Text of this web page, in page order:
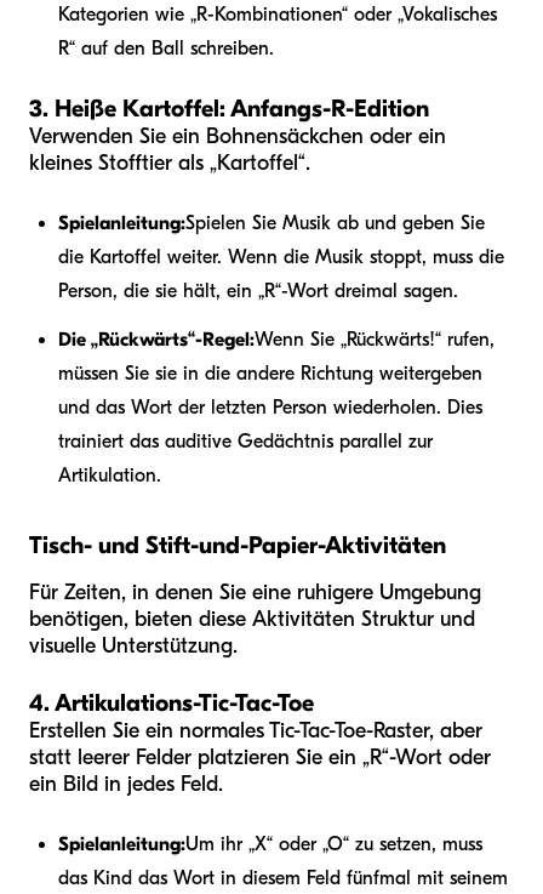
Kategorien wie „R-Kombinationen“ oder „Vokalisches
R“ auf den Ball schreiben.
3. Heiße Kartoffel: Anfangs-R-Edition
Verwenden Sie ein Bohnensäckchen oder ein
kleines Stofftier als „Kartoffel“.
Spielanleitung:Spielen Sie Musik ab und geben Sie
die Kartoffel weiter. Wenn die Musik stoppt, muss die
Person, die sie hält, ein „R“-Wort dreimal sagen.
Die „Rückwärts“-Regel:Wenn Sie „Rückwärts!“ rufen,
müssen Sie sie in die andere Richtung weitergeben
und das Wort der letzten Person wiederholen. Dies
trainiert das auditive Gedächtnis parallel zur
Artikulation.
Tisch- und Stift-und-Papier-Aktivitäten
Für Zeiten, in denen Sie eine ruhigere Umgebung
benötigen, bieten diese Aktivitäten Struktur und
visuelle Unterstützung.
4. Artikulations-Tic-Tac-Toe
Erstellen Sie ein normales Tic-Tac-Toe-Raster, aber
statt leerer Felder platzieren Sie ein „R“-Wort oder
ein Bild in jedes Feld.
Spielanleitung:Um ihr „X“ oder „O“ zu setzen, muss
das Kind das Wort in diesem Feld fünfmal mit seinem